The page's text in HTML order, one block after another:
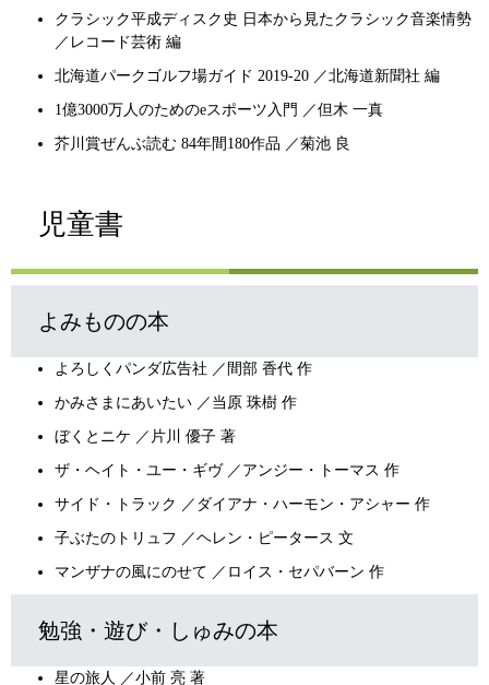
クラシック平成ディスク史 日本から見たクラシック音楽情勢
／レコード芸術 編
北海道パークゴルフ場ガイド 2019-20 ／北海道新聞社 編
1億3000万人のためのeスポーツ入門 ／但木 一真
芥川賞ぜんぶ読む 84年間180作品 ／菊池 良
児童書
よみものの本
よろしくパンダ広告社 ／間部 香代 作
かみさまにあいたい ／当原 珠樹 作
ぼくとニケ ／片川 優子 著
ザ・ヘイト・ユー・ギヴ ／アンジー・トーマス 作
サイド・トラック ／ダイアナ・ハーモン・アシャー 作
子ぶたのトリュフ ／ヘレン・ピータース 文
マンザナの風にのせて ／ロイス・セパバーン 作
勉強・遊び・しゅみの本
星の旅人 ／小前 亮 著